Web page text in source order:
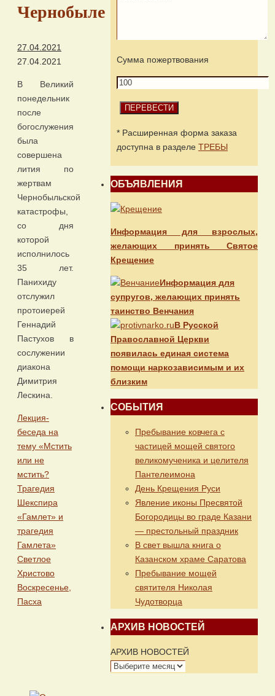
Чернобыле
27.04.2021
27.04.2021
В Великий
понедельник
после
богослужения
была
совершена
лития по
жертвам
Чернобыльской
катастрофы,
со дня
которой
исполнилось
35 лет.
Панихиду
отслужил
протоиерей
Геннадий
Пастухов в
сослужении
диакона
Димитрия
Лескина.
Лекция-
беседа на
тему «Мстить
или не
мстить?
Трагедия
Шекспира
«Гамлет» и
трагедия
Гамлета»
Светлое
Христово
Воскресенье,
Пасха
Сумма пожертвования
* Расширенная форма заказа
доступна в разделе ТРЕБЫ
ОБЪЯВЛЕНИЯ
Информация для взрослых,
желающих принять Святое
Крещение
Информация для
супругов, желающих принять
таинство Венчания
В Русской
Православной Церкви
появилась единая система
помощи наркозависимым и их
близким
СОБЫТИЯ
Пребывание ковчега с
частицей мощей святого
великомученика и целителя
Пантелеимона
День Крещения Руси
Явление иконы Пресвятой
Богородицы во граде Казани
— престольный праздник
В свет вышла книга о
Казанском храме Саратова
Пребывание мощей
святителя Николая
Чудотворца
АРХИВ НОВОСТЕЙ
АРХИВ НОВОСТЕЙ